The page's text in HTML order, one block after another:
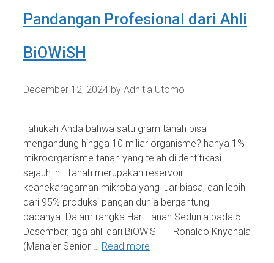
Pandangan Profesional dari Ahli
BiOWiSH
December 12, 2024 by Adhitia Utomo
Tahukah Anda bahwa satu gram tanah bisa
mengandung hingga 10 miliar organisme? hanya 1%
mikroorganisme tanah yang telah diidentifikasi
sejauh ini. Tanah merupakan reservoir
keanekaragaman mikroba yang luar biasa, dan lebih
dari 95% produksi pangan dunia bergantung
padanya. Dalam rangka Hari Tanah Sedunia pada 5
Desember, tiga ahli dari BiOWiSH – Ronaldo Knychala
(Manajer Senior … Read more